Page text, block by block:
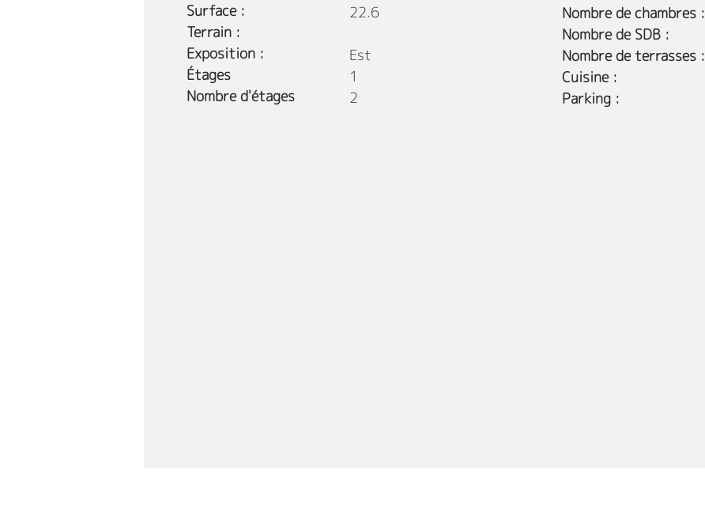
Surface :
Terrain :
Exposition :
Étages
Nombre d'étages
22.6
Est
1
2
Nombre de chambres :
Nombre de SDB :
Nombre de terrasses :
Cuisine :
Parking :